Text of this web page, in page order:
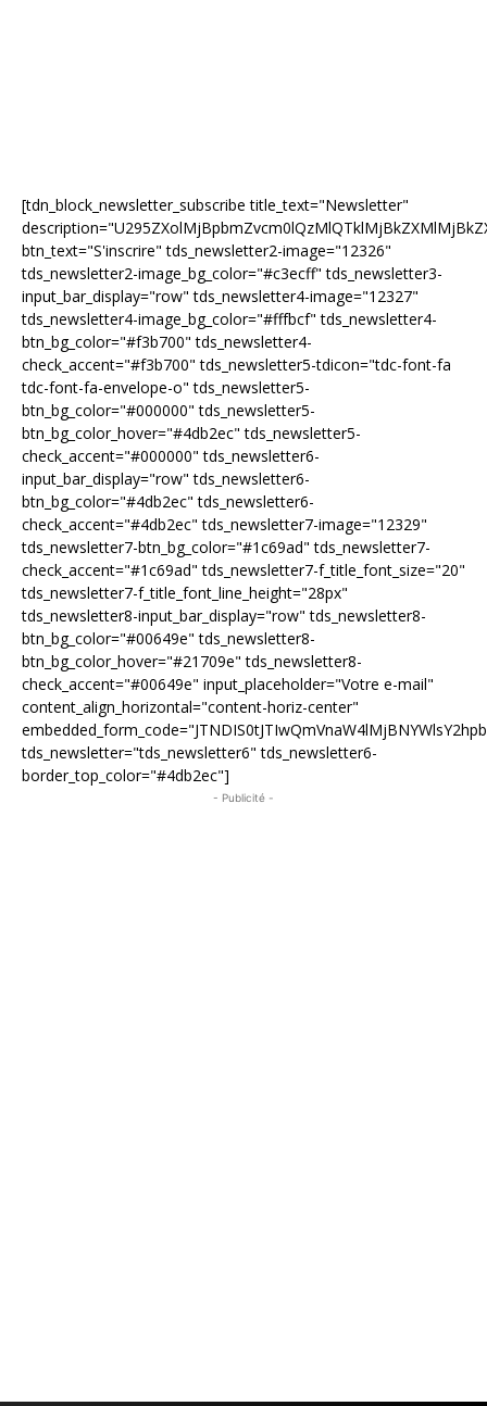
[tdn_block_newsletter_subscribe title_text="Newsletter"
btn_text="S'inscrire" tds_newsletter2-image="12326"
tds_newsletter2-image_bg_color="#c3ecff" tds_newsletter3-
input_bar_display="row" tds_newsletter4-image="12327"
tds_newsletter4-image_bg_color="#fffbcf" tds_newsletter4-
btn_bg_color="#f3b700" tds_newsletter4-
check_accent="#f3b700" tds_newsletter5-tdicon="tdc-font-fa
tdc-font-fa-envelope-o" tds_newsletter5-
btn_bg_color="#000000" tds_newsletter5-
btn_bg_color_hover="#4db2ec" tds_newsletter5-
check_accent="#000000" tds_newsletter6-
input_bar_display="row" tds_newsletter6-
btn_bg_color="#4db2ec" tds_newsletter6-
check_accent="#4db2ec" tds_newsletter7-image="12329"
tds_newsletter7-btn_bg_color="#1c69ad" tds_newsletter7-
check_accent="#1c69ad" tds_newsletter7-f_title_font_size="20"
tds_newsletter7-f_title_font_line_height="28px"
tds_newsletter8-input_bar_display="row" tds_newsletter8-
btn_bg_color="#00649e" tds_newsletter8-
btn_bg_color_hover="#21709e" tds_newsletter8-
check_accent="#00649e" input_placeholder="Votre e-mail"
content_align_horizontal="content-horiz-center"
tds_newsletter="tds_newsletter6" tds_newsletter6-
border_top_color="#4db2ec"]
- Publicité -